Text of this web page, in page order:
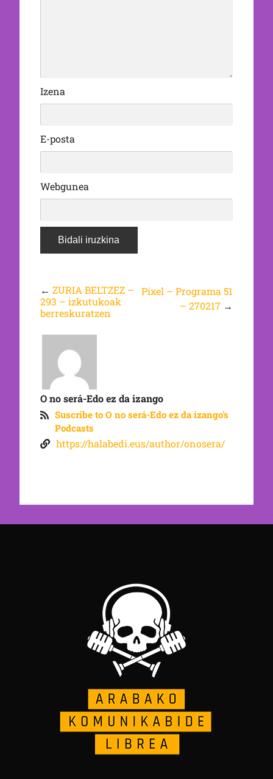
Izena
E-posta
Webgunea
← ZURIA BELTZEZ –
293 – izkutukoak
berreskuratzen
Pixel – Programa 51
– 270217 →
O no será-Edo ez da izango
Suscribe to O no será-Edo ez da izango's
Podcasts
https://halabedi.eus/author/onosera/